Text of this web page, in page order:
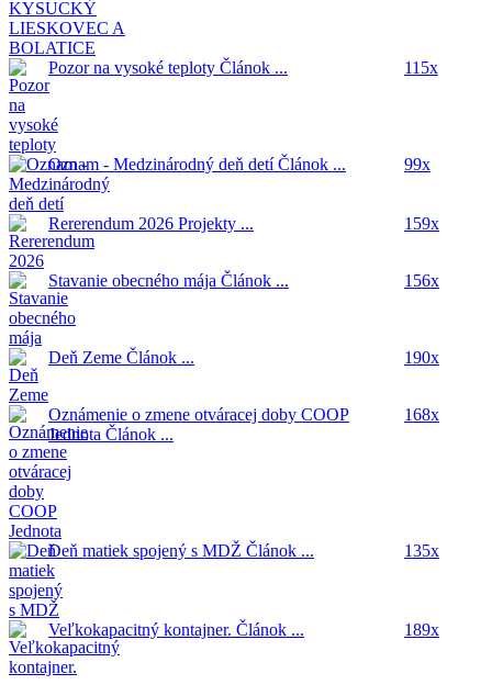
Pozor na vysoké teploty Článok ... 115x
Oznam - Medzinárodný deň detíČlánok ... 99x
Rererendum 2026 Projekty ... 159x
Stavanie obecného mája Článok ... 156x
Deň Zeme Článok ... 190x
Oznámenie o zmene otváracej doby COOP
Jednota Článok ...
168x
Deň matiek spojený s MDŽ Článok ... 135x
Veľkokapacitný kontajner. Článok ... 189x